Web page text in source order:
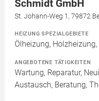
Schmidt GmbH
St. Johann-Weg 1, 79872
HEIZUNG SPEZIALGEBIETE
Ölheizung,
ANGEBOTENE TÄTIGKEITEN
Wartung, Reparatur,
Austausch, Beratung,